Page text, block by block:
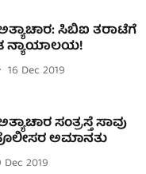
ಸಿಬಿಐ ತರಾಟೆಗೆ
ನ್ಯಾಯಾಲಯ!
16 Dec 2019
ಸಂತ್ರಸ್ತೆ ಸಾವು
ಅಮಾನತು
2019